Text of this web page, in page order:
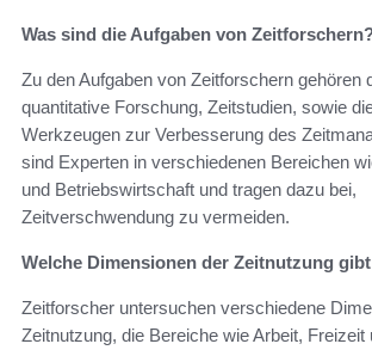
Was sind die Aufgaben von
Zu den Aufgaben von Zeitforschern gehören
quantitative Forschung, Zeitstudien, sowie
Werkzeugen zur Verbesserung des
sind Experten in verschiedenen Bereichen
und Betriebswirtschaft und tragen dazu bei,
Zeitverschwendung zu vermeiden.
Welche Dimensionen der Zeitnutzung
Zeitforscher untersuchen verschiedene
Zeitnutzung, die Bereiche wie Arbeit, Freizeit